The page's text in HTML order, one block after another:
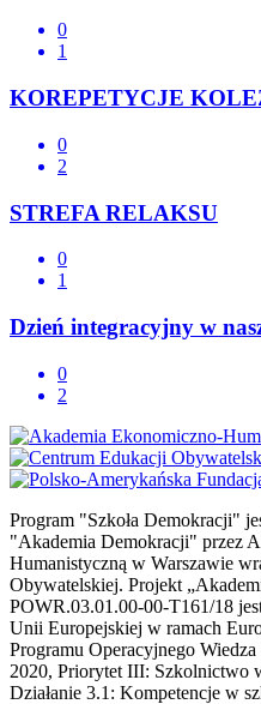
0
1
KOREPETYCJE
0
2
STREFA RELAKSU
0
1
Dzień integracyjny w
0
2
Program "Szkoła Demokracji"
"Akademia Demokracji" przez
Humanistyczną w Warszawie
Obywatelskiej. Projekt
POWR.03.01.00-00-T161/18
Unii Europejskiej w ramach
Programu Operacyjnego
2020, Priorytet III: Szkolnictwo
Działanie 3.1: Kompetencje w